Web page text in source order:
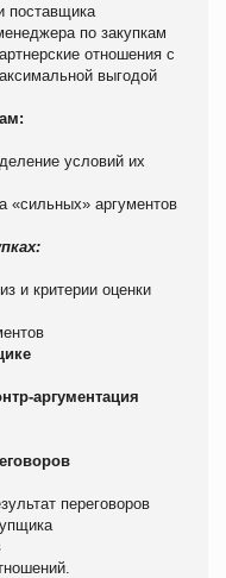
поставщика
по закупкам
отношения с
выгодой
условий их
«сильных» аргументов
и критерии оценки
аргументация
переговоров